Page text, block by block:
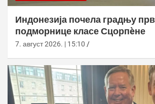
Индонезија почела градњу
подморнице класе Сцорпèне
7. август 2026. | 15:10